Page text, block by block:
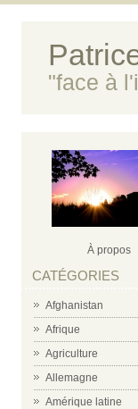
"face à
À propos
CATÉGORIES
Afghanistan
Afrique
Agriculture
Allemagne
Amérique latine